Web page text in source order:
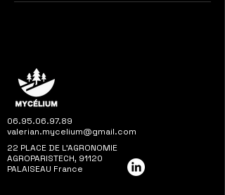
06.95.06.97.89
valerian.mycelium@gmail.com
22 PLACE DE L'AGRONOMIE
AGROPARISTECH, 91120
PALAISEAU France